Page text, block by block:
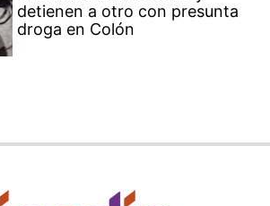
detienen a otro con presunta
droga en Colón